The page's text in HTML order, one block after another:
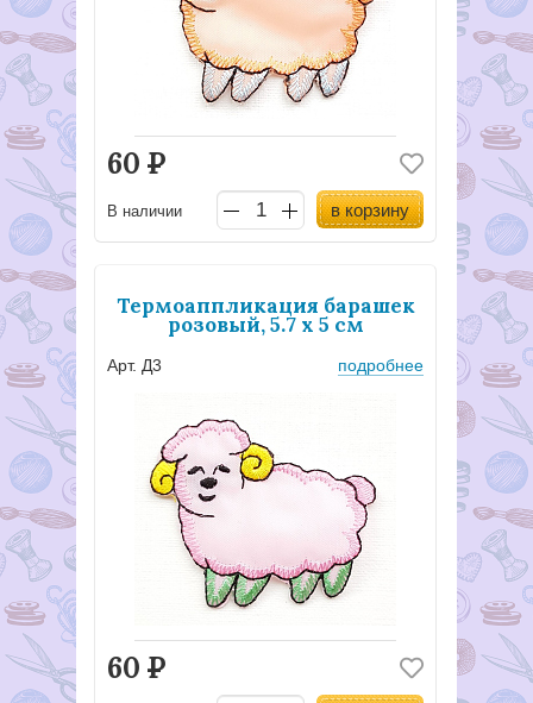
60 Р
В наличии в корзину
Термоаппликация барашек
розовый, 5.7 х 5 см
Арт. Д3 подробнее
60 Р